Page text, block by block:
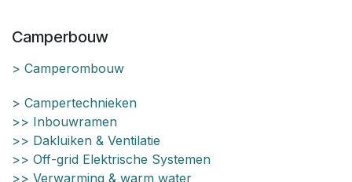
Camperbouw
> Camperombouw
> Campertechnieken
>> Inbouwramen
>> Dakluiken & Ventilatie
>> Off-grid Elektrische Systemen
>> Verwarming & warm water